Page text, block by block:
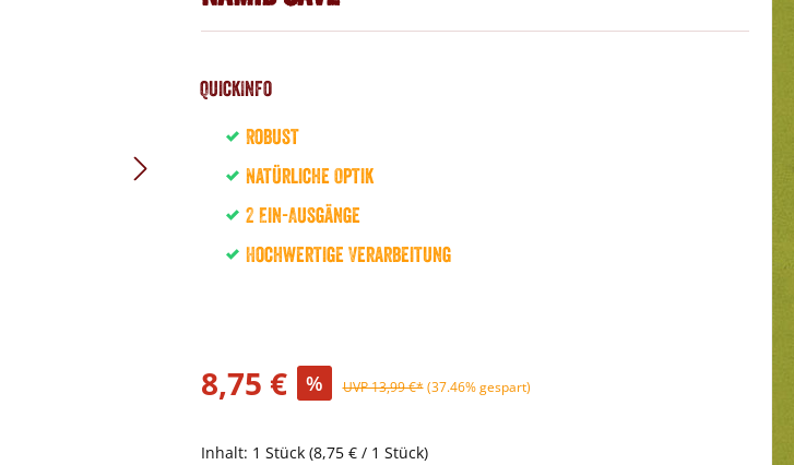
QuickInfo
Robust
Natürliche Optik
2 Ein-Ausgänge
Hochwertige Verarbeitung
8,75 € % UVP 13,99 €* (37.46% gespart)
Inhalt: 1 Stück (8,75 € / 1 Stück)